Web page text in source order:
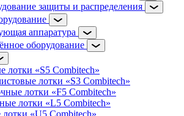
защиты и распределения
аппаратура
оборудование
лотки «S5 Combitech»
лотки «S3 Combitech»
лотки «F5 Combitech»
лотки «L5 Combitech»
«U5 Combitech»